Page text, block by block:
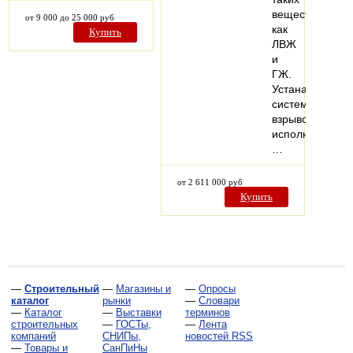
от 9 000 до 25 000 руб
Купить
веществ,
как
ЛВЖ
и
ГЖ.
Устанавливаем
системы
исполнения.
от 2 611 000 руб
Купить
— Строительный
каталог
— Каталог
строительных
компаний
— Товары и
— Магазины и
рынки
— Выставки
— ГОСТы,
СНИПы,
СанПиНы
— Опросы
— Словари
терминов
— Лента
новостей RSS